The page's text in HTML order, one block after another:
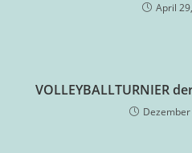
April
VOLLEYBALLTURNIER